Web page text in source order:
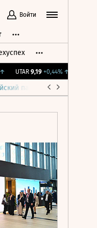
Войти
UTAR 9,19 +0,44%↑
парламент